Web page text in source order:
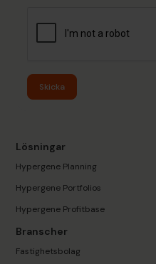
Skicka
Lösningar
Hypergene Planning
Hypergene Portfolios
Hypergene Profitbase
Branscher
Fastighetsbolag